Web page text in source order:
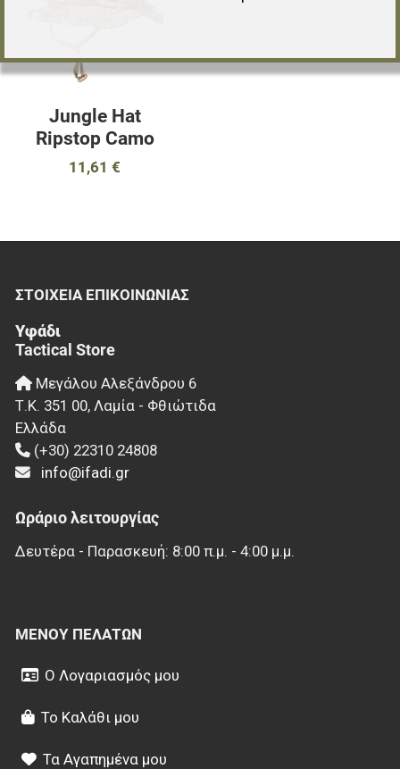
Jungle Hat
Ripstop Camo
11,61 €
ΣΤΟΙΧΕΊΑ EΠΙΚΟΙΝΩΝΊΑΣ
Υφάδι
Tactical Store
Μεγάλου Αλεξάνδρου 6
Τ.Κ. 351 00, Λαμία - Φθιώτιδα
Ελλάδα
(+30) 22310 24808
info@ifadi.gr
Ωράριο λειτουργίας
Δευτέρα - Παρασκευή: 8:00 π.μ. - 4:00 μ.μ.
ΜΕΝΟΎ ΠΕΛΑΤΏΝ
Ο Λογαριασμός μου
Το Καλάθι μου
Τα Αγαπημένα μου